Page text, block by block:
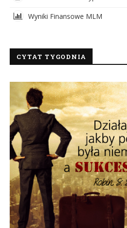
Wyniki Finansowe MLM
CYTAT TYGODNIA